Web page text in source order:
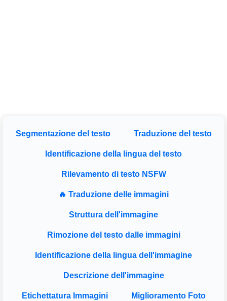
Segmentazione del testo Traduzione del testo
Identificazione della lingua del testo
Rilevamento di testo NSFW
🔥 Traduzione delle immagini
Struttura dell'immagine
Rimozione del testo dalle immagini
Identificazione della lingua dell'immagine
Descrizione dell'immagine
Etichettatura Immagini Miglioramento Foto